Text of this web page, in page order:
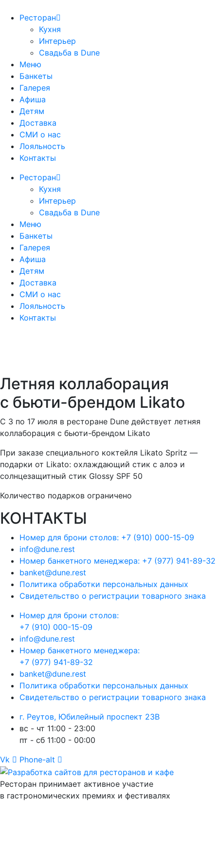
Ресторан
Кухня
Интерьер
Свадьба в Dune
Меню
Банкеты
Галерея
Афиша
Детям
Доставка
СМИ о нас
Лояльность
Контакты
Ресторан
Кухня
Интерьер
Свадьба в Dune
Меню
Банкеты
Галерея
Афиша
Детям
Доставка
СМИ о нас
Лояльность
Контакты
Летняя коллаборация
с бьюти-брендом Likato
С 3 по 17 июля в ресторане Dune действует летняя
коллаборация с бьюти-брендом Likato
При заказе специального коктейля Likato Spritz —
подарки от Likato: охлаждающий стик с алоэ и
солнцезащитный стик Glossy SPF 50
Количество подарков ограничено
КОНТАКТЫ
Номер для брони столов: +7 (910) 000-15-09
info@dune.rest
Номер банкетного менеджера: +7 (977) 941-89-32
banket@dune.rest
Политика обработки персональных данных
Свидетельство о регистрации товарного знака
Номер для брони столов:
+7 (910) 000-15-09
info@dune.rest
Номер банкетного менеджера:
+7 (977) 941-89-32
banket@dune.rest
Политика обработки персональных данных
Свидетельство о регистрации товарного знака
г. Реутов, Юбилейный проспект 23В
вс - чт 11:00 - 23:00
пт - сб 11:00 - 00:00
Vk
Phone-alt
Ресторан принимает активное участие
в гастрономических премиях и фестивалях